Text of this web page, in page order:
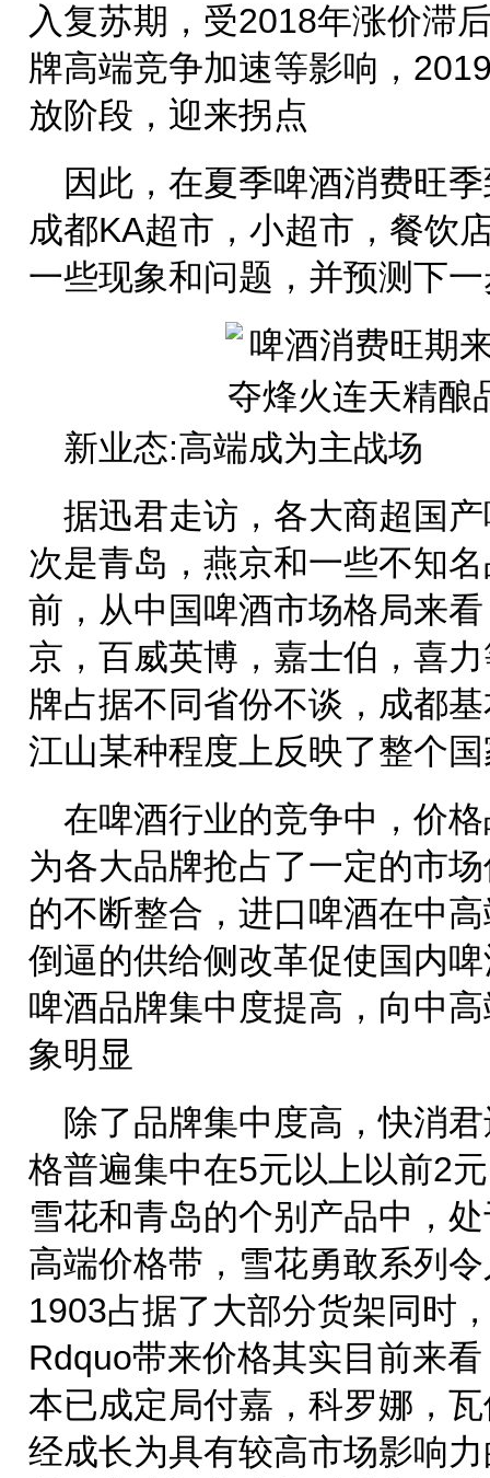
入复苏期，受2018年涨价滞
牌高端竞争加速等影响，
放阶段，迎来拐点
因此，在夏季啤酒消费旺
成都KA超市，小超市，餐饮
一些现象和问题，并预测下
新业态:高端成为主战场
据迅君走访，各大商超国
次是青岛，燕京和一些不知
前，从中国啤酒市场格局来
京，百威英博，嘉士伯，喜
牌占据不同省份不谈，成都
江山某种程度上反映了整个
在啤酒行业的竞争中，价
为各大品牌抢占了一定的市
的不断整合，进口啤酒在中
倒逼的供给侧改革促使国内
啤酒品牌集中度提高，向中
象明显
除了品牌集中度高，快消
格普遍集中在5元以上以前2
雪花和青岛的个别产品中，
高端价格带，雪花勇敢系列
1903占据了大部分货架同时
Rdquo带来价格其实目前来
本已成定局付嘉，科罗娜，
经成长为具有较高市场影响